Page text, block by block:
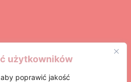
użytkowników
poprawić jakość